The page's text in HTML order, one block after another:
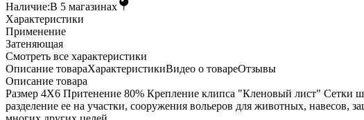
Наличие:В 5 магазинах
Характеристики
Применение
Затеняющая
Cмотреть все характеристики
Описание товараХарактеристикиВидео о товареОтзывы
Описание товара
Размер 4X6 Притенение 80% Крепление клипса "Кленовый лист" Сетки
разделение ее на участки, сооружения вольеров для животных,